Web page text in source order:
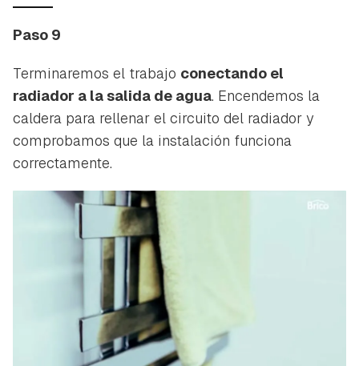
Paso 9
Terminaremos el trabajo conectando el
radiador a la salida de agua. Encendemos la
caldera para rellenar el circuito del radiador y
comprobamos que la instalación funciona
correctamente.